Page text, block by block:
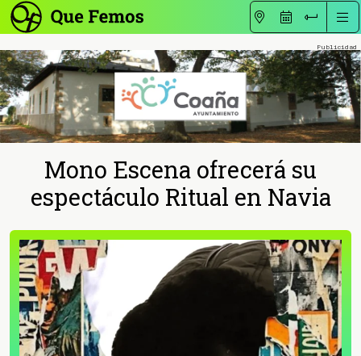
Mono Escena ofrecerá su
espectáculo Ritual en Navia